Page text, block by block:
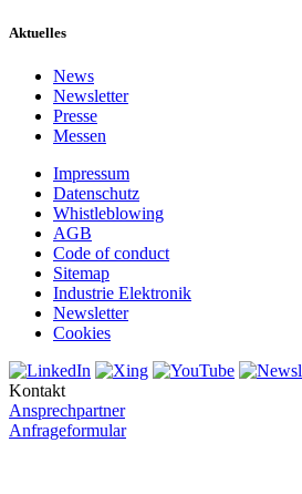
Aktuelles
News
Newsletter
Presse
Messen
Impressum
Datenschutz
Whistleblowing
AGB
Code of conduct
Sitemap
Industrie Elektronik
Newsletter
Cookies
Kontakt
Ansprechpartner
Anfrageformular